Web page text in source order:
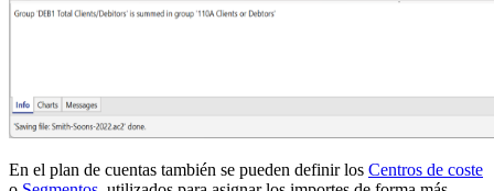
En el plan de cuentas también se pueden definir los Centros de coste